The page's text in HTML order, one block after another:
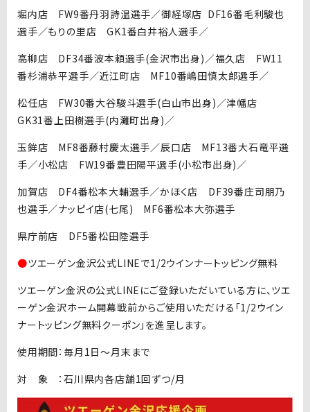
堀内店 FW9番丹羽詩温選手／御経塚店 DF16番毛利駿也
選手／もりの里店 GK1番白井裕人選手／
高柳店 DF34番波本頼選手(金沢市出身)／福久店 FW11
番杉浦恭平選手／近江町店 MF10番嶋田慎太郎選手／
松任店 FW30番大谷駿斗選手(白山市出身)／津幡店
GK31番上田樹選手(内灘町出身)／
玉鉾店 MF8番藤村慶太選手／辰口店 MF13番大石竜平選
手／小松店 FW19番豊田陽平選手(小松市出身)／
加賀店 DF4番松本大輔選手／かほく店 DF39番庄司朋乃
也選手／ナッピイ店(七尾) MF6番松本大弥選手
県庁前店 DF5番松田陸選手
●ツエーゲン金沢公式LINEで1/2ウインナートッピング無料
ツエーゲン金沢の公式LINEにご登録いただいている方に、ツエ
ーゲン金沢ホーム開幕戦前からご使用いただける「1/2ウイン
ナートッピング無料クーポン」を進呈します。
使用期間：毎月1日〜月末まで
対 象 ：石川県内各店舗1回ずつ/月